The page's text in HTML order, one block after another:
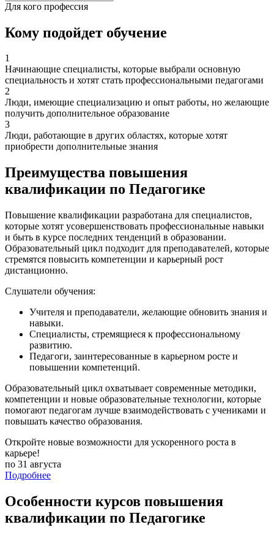
Для кого профессия
Кому подойдет обучение
1
Начинающие специалисты, которые выбрали основную
специальность и хотят стать профессиональными педагогами
2
Люди, имеющие специализацию и опыт работы, но желающие
получить дополнительное образование
3
Люди, работающие в других областях, которые хотят
приобрести дополнительные знания
Преимущества повышения
квалификации по Педагогике
Повышение квалификации разработана для специалистов,
которые хотят усовершенствовать профессиональные навыки
и быть в курсе последних тенденций в образовании.
Образовательный цикл подходит для преподавателей, которые
стремятся повысить компетенции и карьерный рост
дистанционно.
Слушатели обучения:
Учителя и преподаватели, желающие обновить знания и
навыки.
Специалисты, стремящиеся к профессиональному
развитию.
Педагоги, заинтересованные в карьерном росте и
повышении компетенций.
Образовательный цикл охватывает современные методики,
компетенции и новые образовательные технологии, которые
помогают педагогам лучше взаимодействовать с учениками и
повышать качество образования.
Откройте новые возможности для ускоренного роста в
карьере!
по 31 августа
Подробнее
Особенности курсов повышения
квалификации по Педагогике